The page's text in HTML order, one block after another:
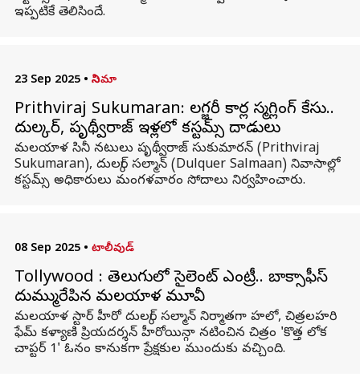
ఇప్పటికే తెలిసిందే.
23 Sep 2025 • సినిమా
Prithviraj Sukumaran: లగ్జరీ కార్ల స్మగ్లింగ్‌ కేసు..
దుల్కర్‌, పృథ్వీరాజ్‌ ఇళ్లలో కస్టమ్స్‌ దాడులు
మలయాళ సినీ నటులు పృథ్వీరాజ్‌ సుకుమారన్‌ (Prithviraj
Sukumaran), దుల్కర్‌ సల్మాన్‌ (Dulquer Salmaan) నివాసాల్లో
కస్టమ్స్‌ అధికారులు మంగళవారం సోదాలు నిర్వహించారు.
08 Sep 2025 • టాలీవుడ్
Tollywood : తెలుగులో సైలెంట్ ఎంట్రీ.. బాక్సాఫీస్
దుమ్మురేపిన మలయాళ మూవీ
మలయాళ స్టార్ హీరో దుల్కర్ సల్మాన్ నిర్మాతగా హలో, చిత్రలహరి
ఫేమ్ కళ్యాణి ప్రియదర్శన్ హీరోయిన్గా నటించిన చిత్రం 'కొత్త లోక
చాప్టర్ 1' ఓనం కానుకగా ప్రేక్షకుల ముందుకు వచ్చింది.